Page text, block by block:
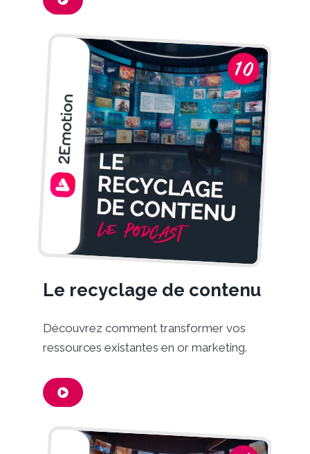
Le recyclage de contenu
Découvrez comment transformer vos
ressources existantes en or marketing.